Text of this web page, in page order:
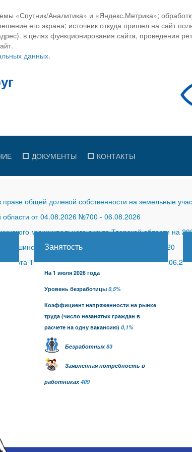
«Спутник/Аналитика» и «Яндекс.Метрика»;
его экрана; источник откуда пришел на сайт
в целях функционирования сайта, проведения
данных.
ДОКУМЕНТЫ КОНТАКТЫ
общей долевой собственности на земельные
области от 04.08.2026 №700 - 06.08.2026
муниципального округа Тверской области на
Кашинского района (с изменениями)
30.11.2020
Тверской области от 26.06.2026 №27-
Занятость
На 1 июля 2026 года
Уровень безработицы 0,5%
Коэффициент напряженности на рынке
труда(число незанятых граждан в
расчете на одну вакансию) 0,1%
Безработных83
Заявленная потребность в
работниках409